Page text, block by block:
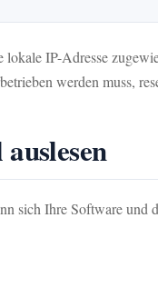
IP-Adresse
werden muss,
sich Ihre Software